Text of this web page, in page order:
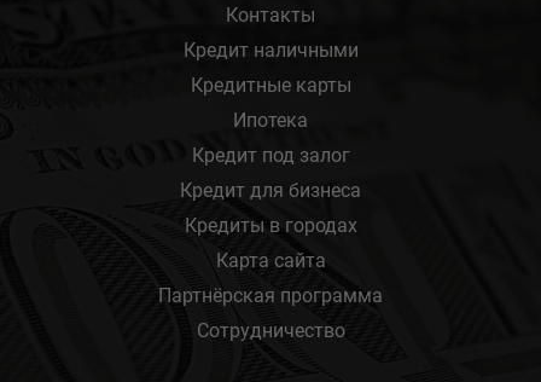
Контакты
Кредит наличными
Кредитные карты
Ипотека
Кредит под залог
Кредит для бизнеса
Кредиты в городах
Карта сайта
Партнёрская программа
Сотрудничество